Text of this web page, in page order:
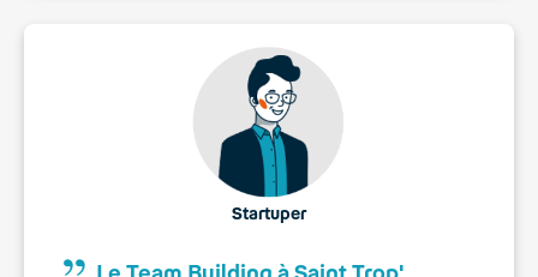
Startuper